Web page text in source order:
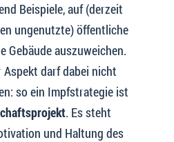
Beispiele, auf (derzeit
ungenutzte) öffentliche
Gebäude auszuweichen.
Aspekt darf dabei nicht
so ein Impfstrategie ist
. Es steht
und Haltung des